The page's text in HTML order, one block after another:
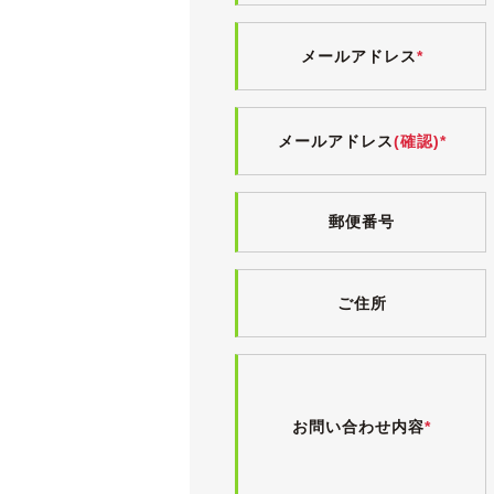
試乗しましたところ、エンジンやオ
走行距離が少ないこともあり、足回
メールアドレス*
メールアドレス(確認)*
郵便番号
ご住所
お問い合わせ内容*